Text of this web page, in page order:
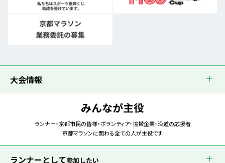
大会情報
みんなが主役
ランナー・京都市民の皆様・ボランティア・協賛企業・沿道の応援者
京都マラソンに関わる全ての人が主役です
ランナーとして参加したい